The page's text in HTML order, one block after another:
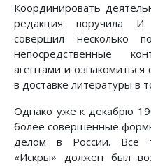
Координировать
редакция поручила
совершил несколько
непосредственные
агентами и ознакомиться
в доставке литературы в
Однако уже к декабрю
более совершенные
делом в России. Все
«Искры» должен был